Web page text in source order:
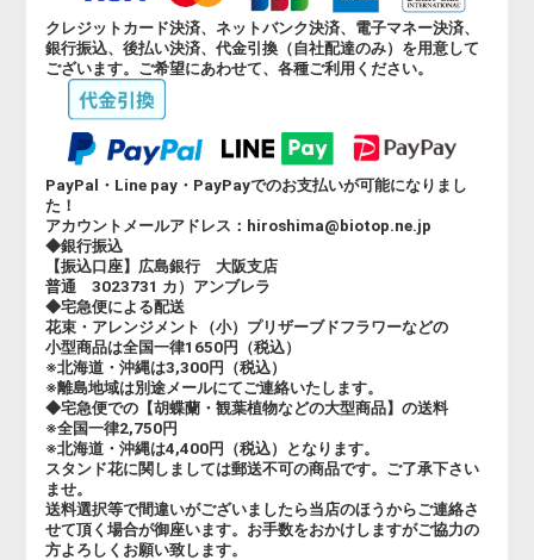
クレジットカード決済、ネットバンク決済、電子マネー決済、
銀行振込、後払い決済、代金引換（自社配達のみ）を用意して
ございます。ご希望にあわせて、各種ご利用ください。
PayPal・Line pay・PayPayでのお支払いが可能になりまし
た！
アカウントメールアドレス：hiroshima@biotop.ne.jp
◆銀行振込
【振込口座】広島銀行 大阪支店
普通 3023731 カ）アンブレラ
◆宅急便による配送
花束・アレンジメント（小）プリザーブドフラワーなどの
小型商品は全国一律1650円（税込）
※北海道・沖縄は3,300円（税込）
※離島地域は別途メールにてご連絡いたします。
◆宅急便での【胡蝶蘭・観葉植物などの大型商品】の送料
※全国一律2,750円
※北海道・沖縄は4,400円（税込）となります。
スタンド花に関しましては郵送不可の商品です。ご了承下さい
ませ。
送料選択等で間違いがございましたら当店のほうからご連絡さ
せて頂く場合が御座います。お手数をおかけしますがご協力の
方よろしくお願い致します。